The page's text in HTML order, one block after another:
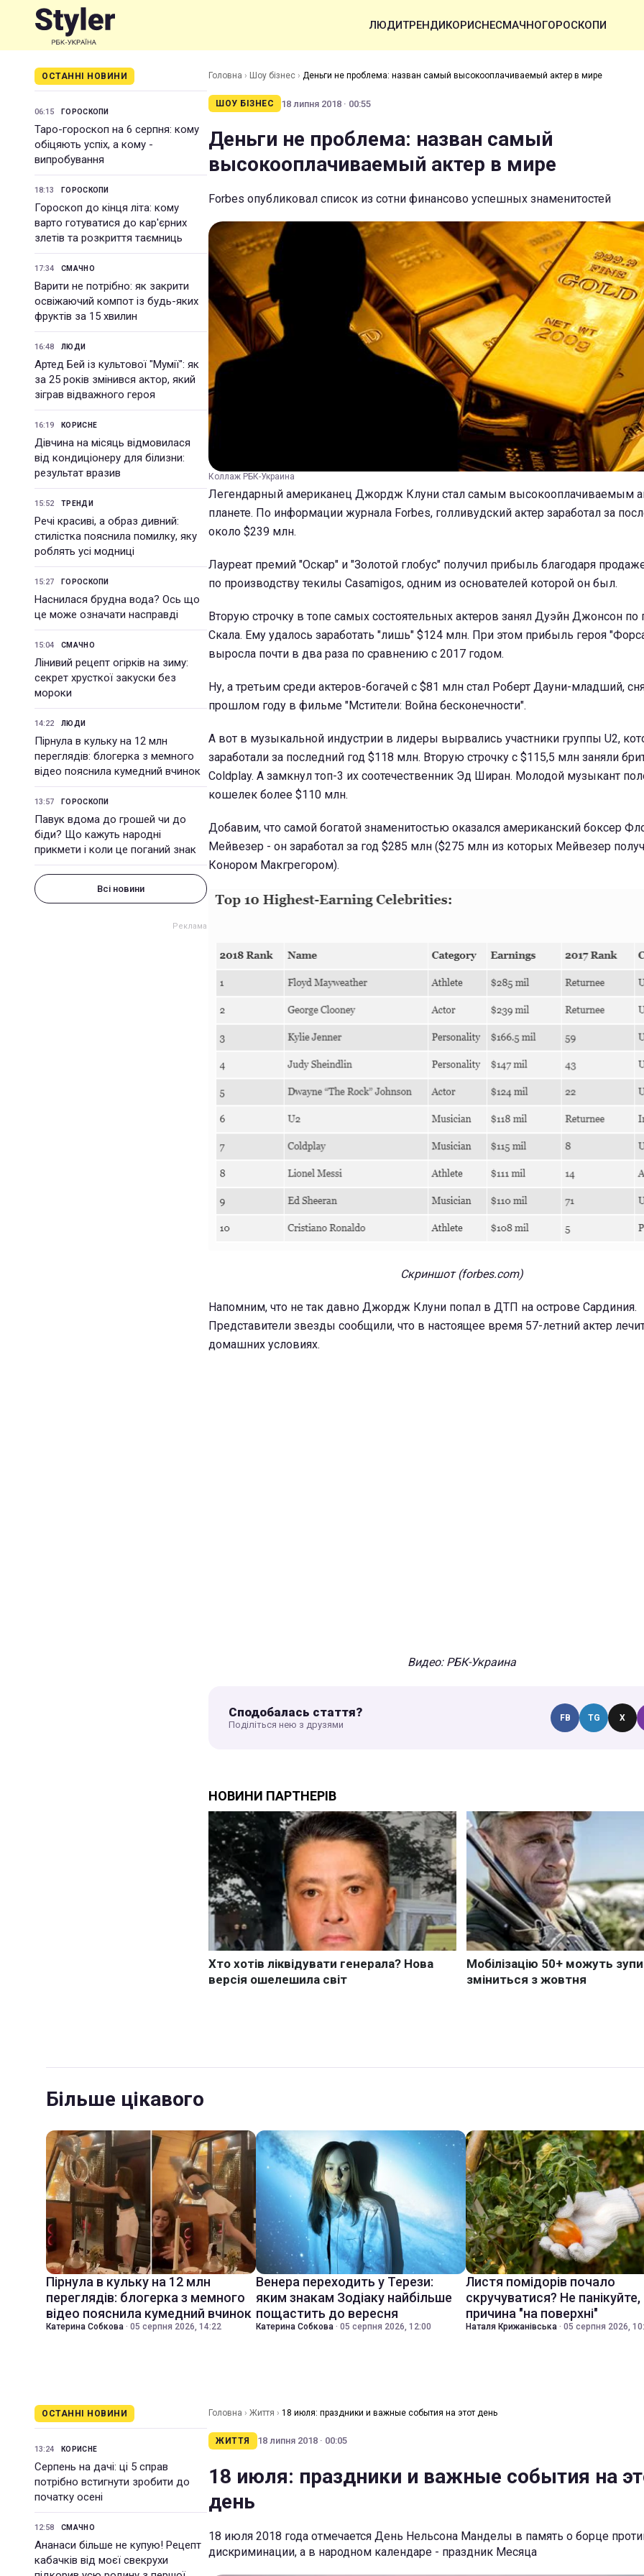
ЛЮДИТРЕНДИКОРИСНЕСМАЧНОГОРОСКОПИ
ОСТАННІ НОВИНИ
06:15 ГОРОСКОПИ
Таро-гороскоп на 6 серпня: кому
обіцяють успіх, а кому -
випробування
18:13 ГОРОСКОПИ
Гороскоп до кінця літа: кому
варто готуватися до кар'єрних
злетів та розкриття таємниць
17:34 СМАЧНО
Варити не потрібно: як закрити
освіжаючий компот із будь-яких
фруктів за 15 хвилин
16:48 ЛЮДИ
Артед Бей із культової "Мумії": як
за 25 років змінився актор, який
зіграв відважного героя
16:19 КОРИСНЕ
Дівчина на місяць відмовилася
від кондиціонеру для білизни:
результат вразив
15:52 ТРЕНДИ
Речі красиві, а образ дивний:
стилістка пояснила помилку, яку
роблять усі модниці
15:27 ГОРОСКОПИ
Наснилася брудна вода? Ось що
це може означати насправді
15:04 СМАЧНО
Лінивий рецепт огірків на зиму:
секрет хрусткої закуски без
мороки
14:22 ЛЮДИ
Пірнула в кульку на 12 млн
переглядів: блогерка з мемного
відео пояснила кумедний вчинок
13:57 ГОРОСКОПИ
Павук вдома до грошей чи до
біди? Що кажуть народні
прикмети і коли це поганий знак
Всі новини
Головна › Шоу бізнес › Деньги не проблема: назван самый высокооплачиваемый актер в мире
ШОУ БІЗНЕС 18 липня 2018 · 00:55
Деньги не проблема: назван самый
высокооплачиваемый актер в мире
Forbes опубликовал список из сотни финансово успешных знаменитостей
Коллаж РБК-Украина
Легендарный американец Джордж Клуни стал самым высокооплачиваемым
планете. По информации журнала Forbes, голливудский актер заработал за
около $239 млн.
Лауреат премий "Оскар" и "Золотой глобус" получил прибыль благодаря
по производству текилы Casamigos, одним из основателей которой он был.
Вторую строчку в топе самых состоятельных актеров занял Дуэйн Джонсон по
Скала. Ему удалось заработать "лишь" $124 млн. При этом прибыль героя
выросла почти в два раза по сравнению с 2017 годом.
Ну, а третьим среди актеров-богачей с $81 млн стал Роберт Дауни-младший,
прошлом году в фильме "Мстители: Война бесконечности".
А вот в музыкальной индустрии в лидеры вырвались участники группы U2,
заработали за последний год $118 млн. Вторую строчку с $115,5 млн заняли
Coldplay. А замкнул топ-3 их соотечественник Эд Ширан. Молодой музыкант
кошелек более $110 млн.
Добавим, что самой богатой знаменитостью оказался американский боксер
Мейвезер - он заработал за год $285 млн ($275 млн из которых Мейвезер
Конором Макгрегором).
Скриншот (forbes.com)
Напомним, что не так давно Джордж Клуни попал в ДТП на острове Сардиния.
Представители звезды сообщили, что в настоящее время 57-летний актер
домашних условиях.
Видео: РБК-Украина
Сподобалась стаття?
Поділіться нею з друзями
FB TG X
Більше цікавого
Пірнула в кульку на 12 млн
переглядів: блогерка з мемного
відео пояснила кумедний вчинок
Катерина Собкова · 05 серпня 2026, 14:22
Венера переходить у Терези:
яким знакам Зодіаку найбільше
пощастить до вересня
Катерина Собкова · 05 серпня 2026, 12:00
Листя помідорів почало
скручуватися? Не панікуйте,
причина "на поверхні"
Наталя Крижанівська · 05 серпня 2026,
ОСТАННІ НОВИНИ
13:24 КОРИСНЕ
Серпень на дачі: ці 5 справ
потрібно встигнути зробити до
початку осені
12:58 СМАЧНО
Ананаси більше не купую! Рецепт
кабачків від моєї свекрухи
Головна › Життя › 18 июля: праздники и важные события на этот день
ЖИТТЯ 18 липня 2018 · 00:05
18 июля: праздники и важные события на
день
18 июля 2018 года отмечается День Нельсона Манделы в память о борце
дискриминации, а в народном календаре - праздник Месяца